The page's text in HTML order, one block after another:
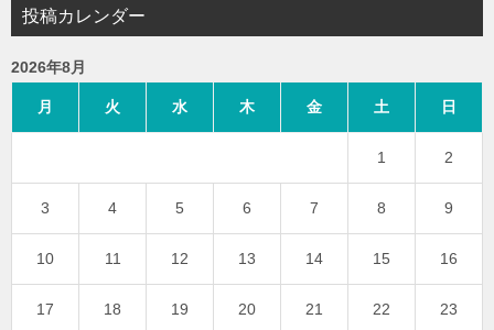
投稿カレンダー
2026年8月
月 火 水 木 金 土 日
1 2
3 4 5 6 7 8 9
10 11 12 13 14 15 16
17 18 19 20 21 22 23